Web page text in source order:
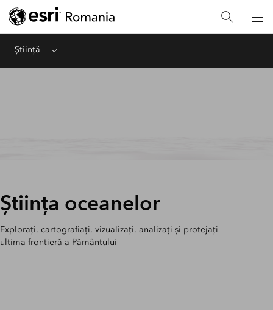
Știință Menu
Știința oceanelor
Explorați, cartografiați, vizualizați, analizați și protejați
ultima frontieră a Pământului